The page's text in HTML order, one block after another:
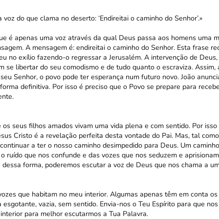
voz do que clama no deserto: ‘Endireitai o caminho do Senhor’.»
é apenas uma voz através da qual Deus passa aos homens uma
A mensagem é: endireitai o caminho do Senhor. Esta frase
no exílio fazendo-o regressar a Jerusalém. A intervenção de
se libertar do seu comodismo e de tudo quanto o escraviza. Assim,
Senhor, o povo pode ter esperança num futuro novo. João
definitiva. Por isso é preciso que o Povo se prepare para
seus filhos amados vivam uma vida plena e com sentido. Por
Cristo é a revelação perfeita desta vontade do Pai. Mas, tal
a ter o nosso caminho desimpedido para Deus. Um
ruído que nos confunde e das vozes que nos seduzem e
forma, poderemos escutar a voz de Deus que nos chama a
que habitam no meu interior. Algumas apenas têm em conta
vazia, sem sentido. Envia-nos o Teu Espírito para que
para melhor escutarmos a Tua Palavra.